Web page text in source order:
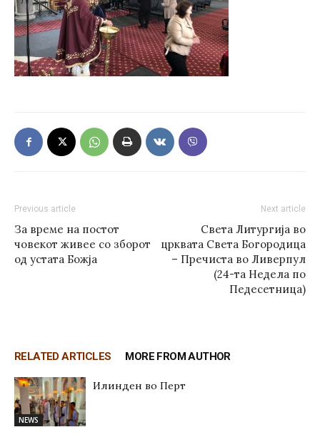
Previous article
За време на постот
човекот живее со зборот
од устата Божја
Next article
Света Литургија во
црквата Света Богородица
– Пречиста во Ливерпул
(24-та Недела по
Педесетница)
RELATED ARTICLES MORE FROM AUTHOR
NEWS
Илинден во Перт